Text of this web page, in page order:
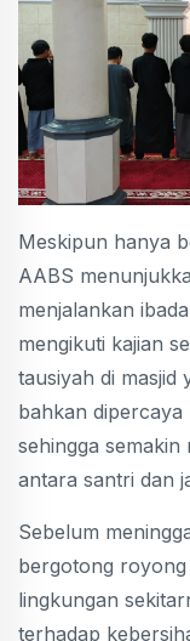
Meskipun hanya
AABS
menjalankan
mengikuti kajian
tausiyah di masjid
bahkan dipercaya
sehingga
antara santri dan
Sebelum
bergotong royong
lingkungan
terhadap